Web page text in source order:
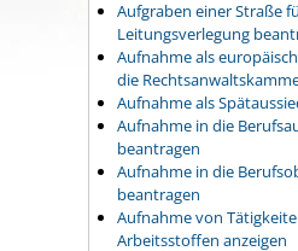
Aufgraben einer Straße
Leitungsverlegung
Aufnahme als
die
Aufnahme als
Aufnahme in die
beantragen
Aufnahme in die
beantragen
Aufnahme von
Arbeitsstoffen anzeigen